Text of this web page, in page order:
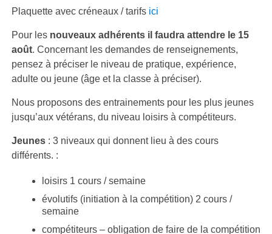
Plaquette avec créneaux / tarifs ici
Pour les nouveaux adhérents il faudra attendre le 15
août. Concernant les demandes de renseignements,
pensez à préciser le niveau de pratique, expérience,
adulte ou jeune (âge et la classe à préciser).
Nous proposons des entrainements pour les plus jeunes
jusqu’aux vétérans, du niveau loisirs à compétiteurs.
Jeunes: 3 niveaux qui donnent lieu à des cours
différents. :
loisirs 1 cours / semaine
évolutifs (initiation à la compétition) 2 cours /
semaine
compétiteurs – obligation de faire de la compétition